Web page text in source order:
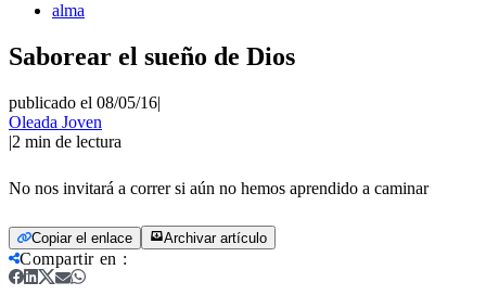
alma
Saborear el sueño de Dios
publicado el 08/05/16|
Oleada Joven
|2 min de lectura
No nos invitará a correr si aún no hemos aprendido a caminar
Copiar el enlace Archivar artículo
Compartir en :